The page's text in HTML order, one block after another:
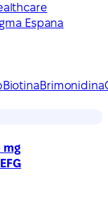
Espana
BiotinaBrimonidina
mg